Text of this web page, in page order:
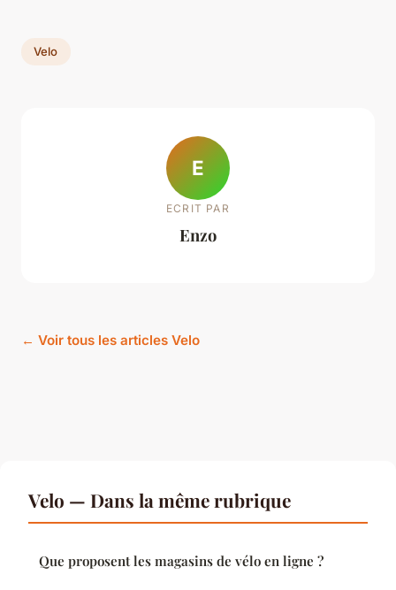
Velo
E
ECRIT PAR
Enzo
← Voir tous les articles Velo
Velo — Dans la même rubrique
Que proposent les magasins de vélo en ligne ?